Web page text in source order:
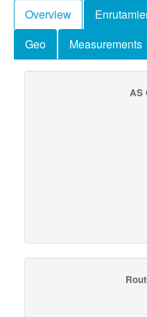
Overview
Geo
Measurements
AS